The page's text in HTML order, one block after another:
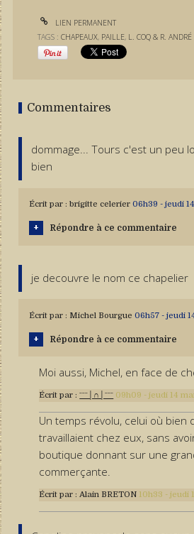
LIEN PERMANENT
TAGS :CHAPEAUX, PAILLE, L. COQ & R. ANDRÉ
Commentaires
dommage... Tours c'est un peu
bien
Écrit par : brigitte celerier 06h39 - jeudi 14
Répondre à ce commentaire
je decouvre le nom ce chapelier
Écrit par : Michel Bourgue 06h57- jeudi
Répondre à ce commentaire
Moi aussi, Michel, en face de
Écrit par :ˉˉˉ│∩│ˉˉˉ 09h09 -jeudi 14
Un temps révolu, celui où bien
travaillaient chez eux, sans
boutique donnant sur une
commerçante.
Écrit par :Alain BRETON 10h33 -jeudi